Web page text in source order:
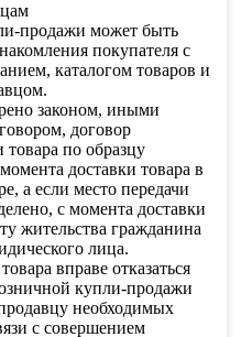
продажи может быть
покупателя с
каталогом товаров и
законом, иными
договор
по образцу
доставки товара в
а если место передачи
с момента доставки
жительства гражданина
лица.
вправе отказаться
купли-продажи
необходимых
с совершением